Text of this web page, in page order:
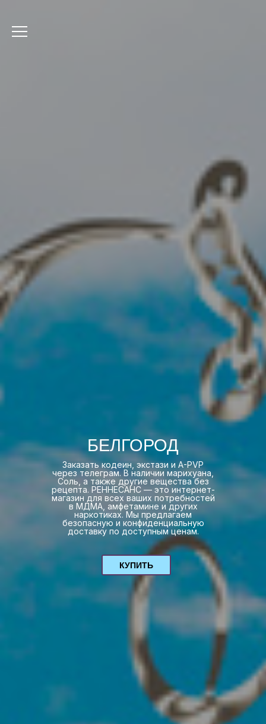
БЕЛГОРОД
Заказать кодеин, экстази и A-PVP
через телеграм. В наличии марихуана,
Соль, а также другие вещества без
рецепта. РЕННЕСАНС — это интернет-
магазин для всех ваших потребностей
в МДМА, амфетамине и других
наркотиках. Мы предлагаем
безопасную и конфиденциальную
доставку по доступным ценам.
КУПИТЬ